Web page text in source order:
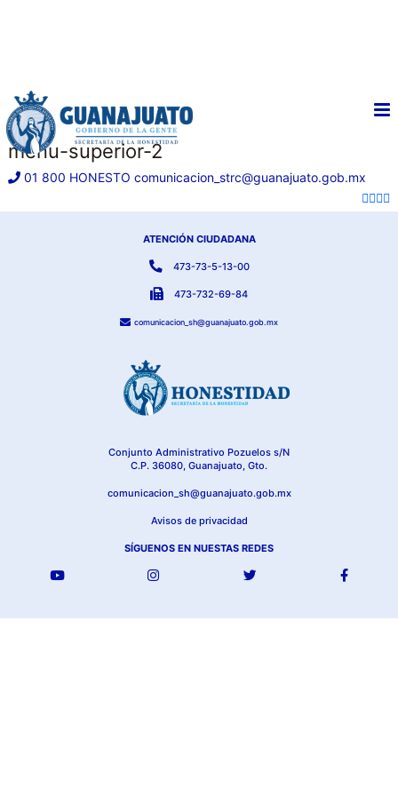
menu-superior-2
01 800 HONESTO comunicacion_strc@guanajuato.gob.mx
ATENCIÓN CIUDADANA
473-73-5-13-00
473-732-69-84
comunicacion_sh@guanajuato.gob.mx
Conjunto Administrativo Pozuelos s/N
C.P. 36080, Guanajuato, Gto.
comunicacion_sh@guanajuato.gob.mx
Avisos de privacidad
SÍGUENOS EN NUESTAS REDES